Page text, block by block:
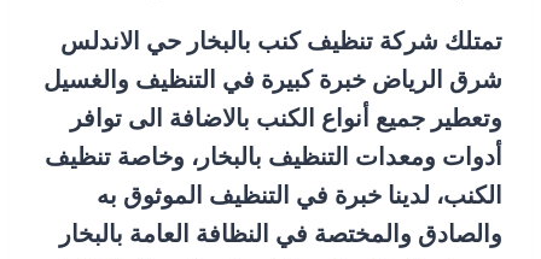
تمتلك شركة تنظيف كنب بالبخار حي الاندلس
شرق الرياض خبرة كبيرة في التنظيف والغسيل
وتعطير جميع أنواع الكنب بالاضافة الى توافر
أدوات ومعدات التنظيف بالبخار، وخاصة تنظيف
الكنب، لدينا خبرة في التنظيف الموثوق به
والصادق والمختصة في النظافة العامة بالبخار